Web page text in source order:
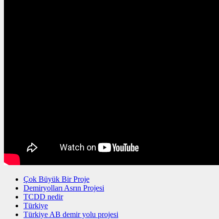
Çok Büyük Bir Proje
Demiryolları Asrın Projesi
TCDD nedir
Türkiye
Türkiye AB demir yolu projesi